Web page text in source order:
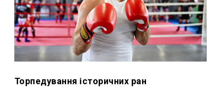
Торпедування історичних ран